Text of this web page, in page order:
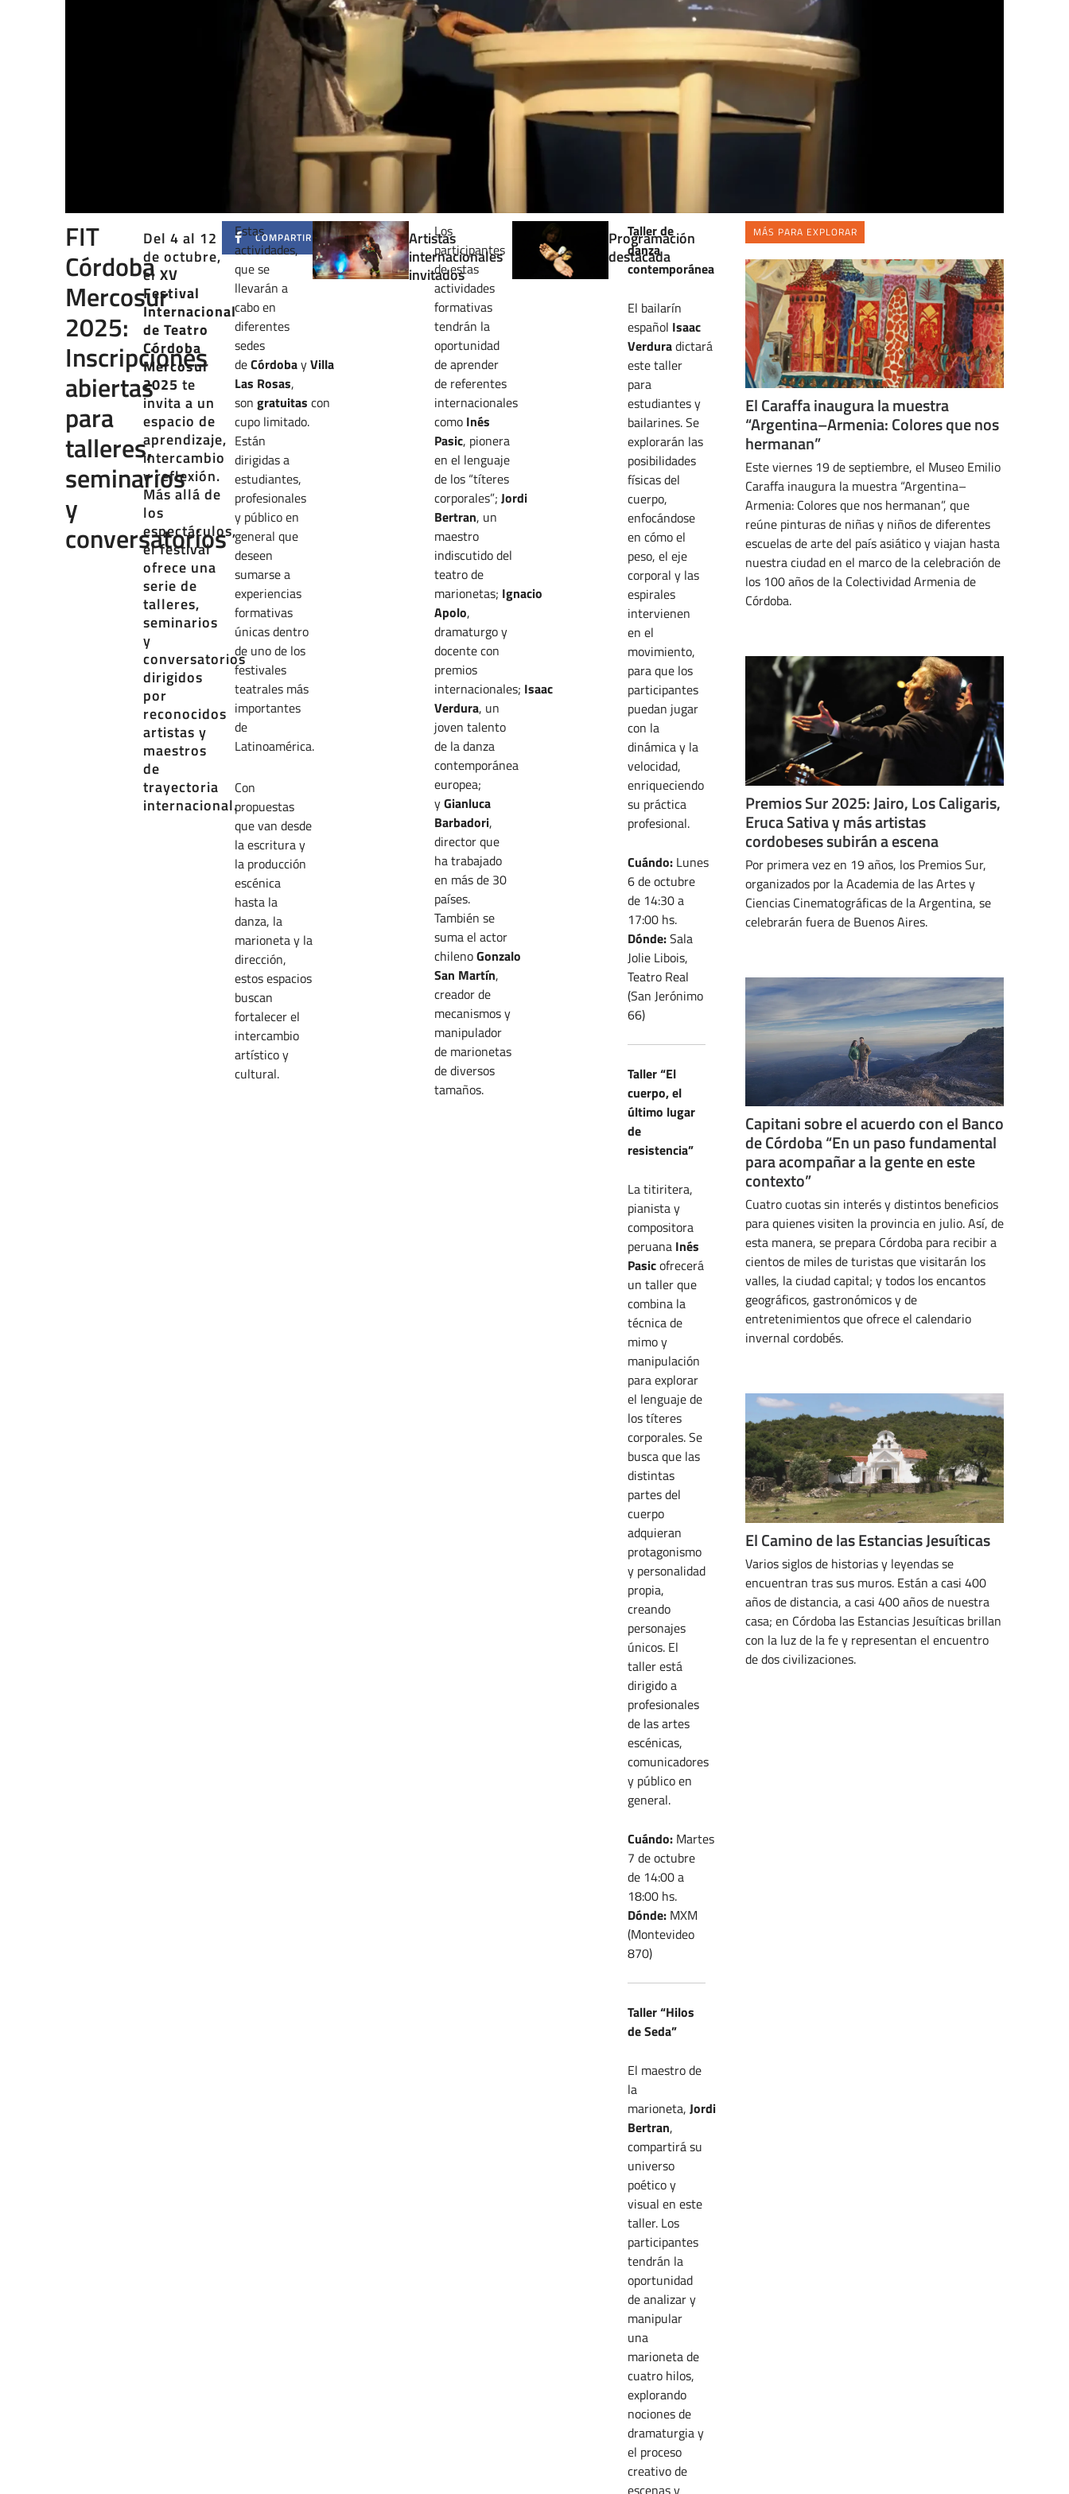
FIT
Córdoba
Mercosur
2025:
Inscripciones
abiertas
para
talleres,
seminarios
y
conversatorios
Del 4 al 12
de octubre,
elXV
Festival
Internacional
de Teatro
Córdoba
Mercosur
2025 te
invita a un
espacio de
aprendizaje,
intercambio
y reflexión.
Más allá de
los
espectáculos,
el festival
ofrece una
serie de
talleres,
seminarios
y
conversatorios
dirigidos
por
reconocidos
artistas y
maestros
de
trayectoria
internacional.
COMPARTIR
Estas
actividades,
que se
llevarán a
cabo en
diferentes
sedes
deCórdobayVilla
Las Rosas,
son gratuitas con
cupo limitado.
Están
dirigidas a
estudiantes,
profesionales
y público en
general que
deseen
sumarse a
experiencias
formativas
únicas dentro
de uno de los
festivales
teatrales más
importantes
de
Latinoamérica.
Con
propuestas
que van desde
la escritura y
la producción
escénica
hasta la
danza, la
marioneta y la
dirección,
estos espacios
buscan
fortalecer el
intercambio
artístico y
cultural.
Artistas
internacionales
invitados
Los
participantes
de estas
actividades
formativas
tendrán la
oportunidad
de aprender
de referentes
internacionales
como Inés
Pasic, pionera
en el lenguaje
de los “títeres
corporales”; Jordi
Bertran, un
maestro
indiscutido del
teatro de
marionetas; Ignacio
Apolo,
dramaturgo y
docente con
premios
internacionales; Isaac
Verdura, un
joven talento
de la danza
contemporánea
europea;
yGianluca
Barbadori,
director que
ha trabajado
en más de 30
países.
También se
suma el actor
chilenoGonzalo
San Martín,
creador de
mecanismos y
manipulador
de marionetas
de diversos
tamaños.
Programación
destacada
Taller de
danza
contemporánea
El bailarín
español Isaac
Verduradictará
este taller
para
estudiantes y
bailarines. Se
explorarán las
posibilidades
físicas del
cuerpo,
enfocándose
en cómo el
peso, el eje
corporal y las
espirales
intervienen
en el
movimiento,
para que los
participantes
puedan jugar
con la
dinámica y la
velocidad,
enriqueciendo
su práctica
profesional.
Cuándo:Lunes
6 de octubre
de 14:30 a
17:00 hs.
Dónde:Sala
Jolie Libois,
Teatro Real
(San Jerónimo
66)
Taller “El
cuerpo, el
último lugar
de
resistencia”
La titiritera,
pianista y
compositora
peruana Inés
Pasicofrecerá
un taller que
combina la
técnica de
mimo y
manipulación
para explorar
el lenguaje de
los títeres
corporales. Se
busca que las
distintas
partes del
cuerpo
adquieran
protagonismo
y personalidad
propia,
creando
personajes
únicos. El
taller está
dirigido a
profesionales
de las artes
escénicas,
comunicadores
y público en
general.
Cuándo:Martes
7 de octubre
de 14:00 a
18:00 hs.
Dónde:MXM
(Montevideo
870)
Taller “Hilos
de Seda”
El maestro de
la
marioneta, Jordi
Bertran,
compartirá su
universo
poético y
visual en este
taller. Los
participantes
tendrán la
oportunidad
de analizar y
manipular
una
marioneta de
cuatro hilos,
explorando
nociones de
dramaturgia y
el proceso
creativo de
escenas y
MÁS PARA EXPLORAR
El Caraffa inaugura la muestra
“Argentina–Armenia: Colores que nos
hermanan”
Este viernes 19 de septiembre, el Museo Emilio
Caraffa inaugura la muestra “Argentina–
Armenia: Colores que nos hermanan”, que
reúne pinturas de niñas y niños de diferentes
escuelas de arte del país asiático y viajan hasta
nuestra ciudad en el marco de la celebración de
los 100 años de la Colectividad Armenia de
Córdoba.
Premios Sur 2025: Jairo, Los Caligaris,
Eruca Sativa y más artistas
cordobeses subirán a escena
Por primera vez en 19 años, los Premios Sur,
organizados por la Academia de las Artes y
Ciencias Cinematográficas de la Argentina, se
celebrarán fuera de Buenos Aires.
Capitani sobre el acuerdo con el Banco
de Córdoba “En un paso fundamental
para acompañar a la gente en este
contexto”
Cuatro cuotas sin interés y distintos beneficios
para quienes visiten la provincia en julio. Así, de
esta manera, se prepara Córdoba para recibir a
cientos de miles de turistas que visitarán los
valles, la ciudad capital; y todos los encantos
geográficos, gastronómicos y de
entretenimientos que ofrece el calendario
invernal cordobés.
El Camino de las Estancias Jesuíticas
Varios siglos de historias y leyendas se
encuentran tras sus muros. Están a casi 400
años de distancia, a casi 400 años de nuestra
casa; en Córdoba las Estancias Jesuíticas brillan
con la luz de la fe y representan el encuentro
de dos civilizaciones.